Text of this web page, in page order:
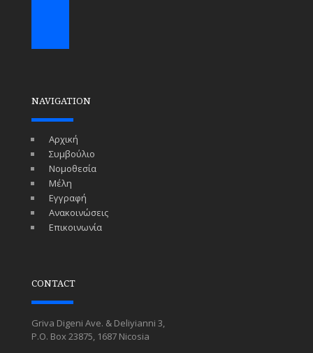
NAVIGATION
Αρχική
Συμβούλιο
Νομοθεσία
Μέλη
Εγγραφή
Ανακοινώσεις
Επικοινωνία
CONTACT
Griva Digeni Ave. & Deliyianni 3,
P.O. Box 23875, 1687 Nicosia